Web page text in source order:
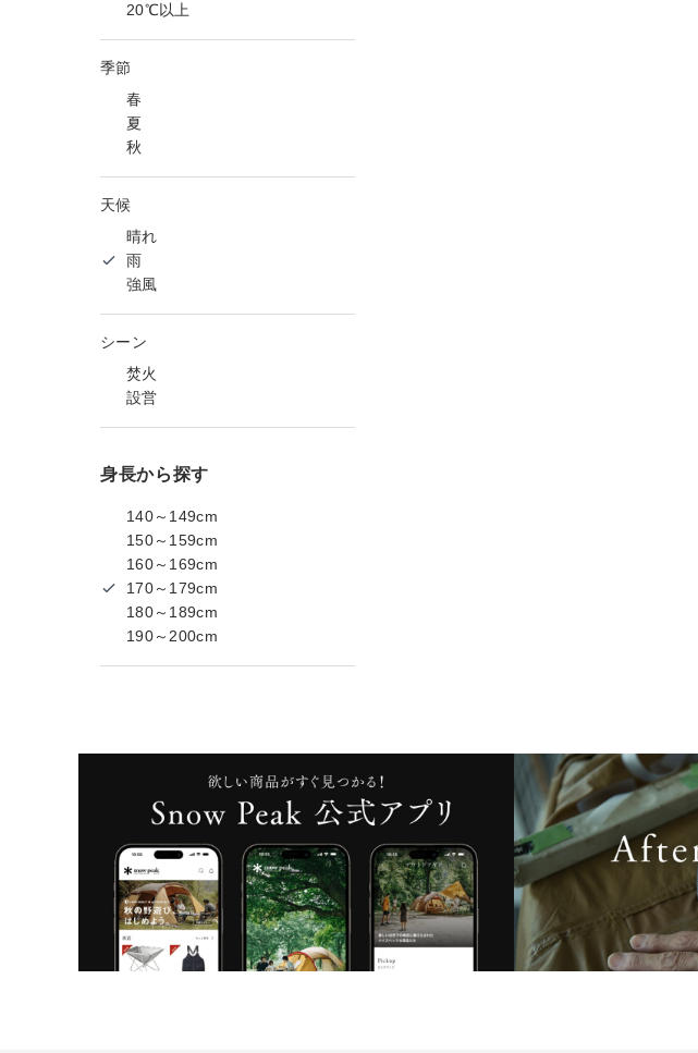
20℃以上
季節
春
夏
秋
天候
晴れ
雨
強風
シーン
焚火
設営
身長から探す
140～149cm
150～159cm
160～169cm
170～179cm
180～189cm
190～200cm